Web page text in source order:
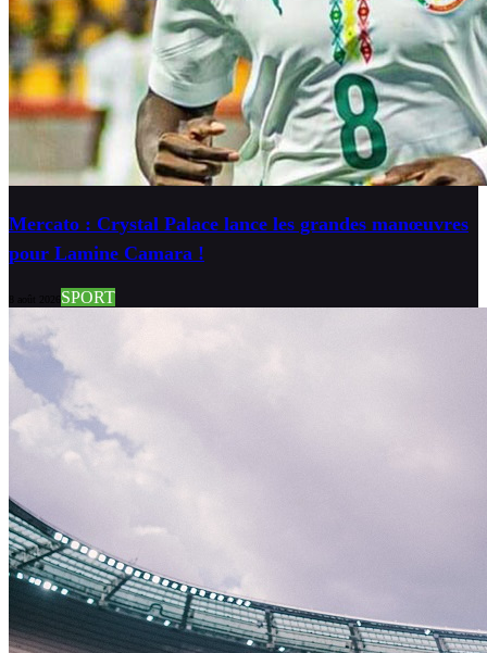
Mercato : Crystal Palace lance les grandes manœuvres
pour Lamine Camara !
SPORT